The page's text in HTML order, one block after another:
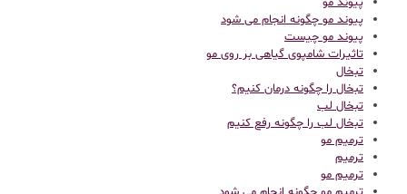
پیوند مو چگونه انجام می شود
پیوند مو چیست
تاثیرات شامپوی گیاهی بر روی مو
تبخال
تبخال را چگونه درمان کنیم؟
تبخال لب
تبخال لب را چگونه رفع کنیم
ترميم مو
ترمیم
ترمیم مو